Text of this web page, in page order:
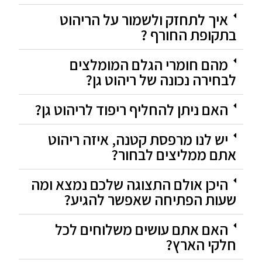
איך לתחזק ולשמור על הריהוט
בתקופת החורף ?
מהם חומרי הגלם המומלצים
לבחירה נכונה של ריהוט גן?
האם ניתן להחליף ריפוד לריהוט גן?
יש לנו מרפסת קטנה, איזה ריהוט
אתם ממליצים לבחור?
היכן אולם התצוגה שלכם נמצא ומה
שעות הפתיחה שאפשר להגיע?
האם אתם עושים משלוחים לכל
חלקי הארץ?